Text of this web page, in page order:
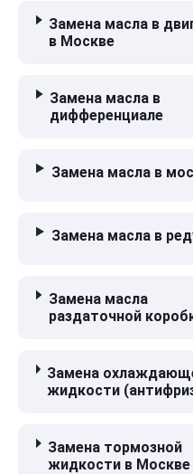
Замена масла в
в Москве
Замена масла в
дифференциале
Замена масла в
Замена масла в
Замена масла
раздаточной
Замена
жидкости
Замена тормозной
жидкости в Москве